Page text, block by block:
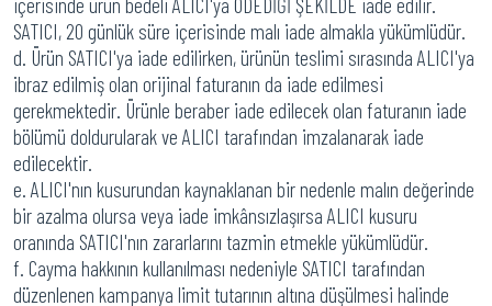
SATICI, 20 günlük süre içerisinde malı iade almakla yükümlüdür.
d. Ürün SATICI'ya iade edilirken, ürünün teslimi sırasında ALICI'ya
ibraz edilmiş olan orijinal faturanın da iade edilmesi
gerekmektedir. Ürünle beraber iade edilecek olan faturanın iade
bölümü doldurularak ve ALICI tarafından imzalanarak iade
edilecektir.
e. ALICI'nın kusurundan kaynaklanan bir nedenle malın değerinde
bir azalma olursa veya iade imkânsızlaşırsa ALICI kusuru
oranında SATICI'nın zararlarını tazmin etmekle yükümlüdür.
f. Cayma hakkının kullanılması nedeniyle SATICI tarafından
düzenlenen kampanya limit tutarının altına düşülmesi halinde